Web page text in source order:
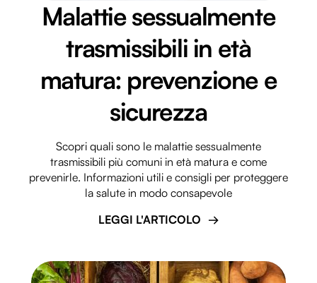
Malattie sessualmente
trasmissibili in età
matura: prevenzione e
sicurezza
Scopri quali sono le malattie sessualmente
trasmissibili più comuni in età matura e come
prevenirle. Informazioni utili e consigli per proteggere
la salute in modo consapevole
LEGGI L'ARTICOLO